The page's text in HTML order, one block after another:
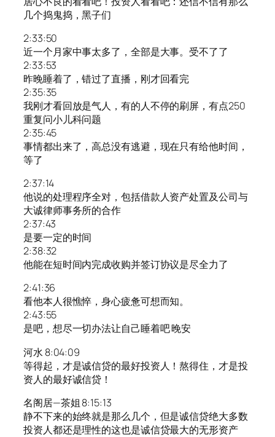
几个捣鬼捣，黑子们
2:33:50
近一个月家中事太多了，全部是大事。受不了了
2:33:53
昨晚睡着了，错过了直播，刚才回看完
2:35:35
我刚才看回放是气人，有的人不停的刷屏，有点250
重复问小儿科问题
2:35:45
事情都出来了，高总没有逃避，现在只有给他时间，
等了
2:37:14
他说的处理程序全对，包括借款人资产处置及公司与
大诚律师事务所的合作
2:37:43
是要一定的时间
2:38:32
他能在短时间内完成收购并签订协议是尽全力了
2:41:36
看他本人很憔悴，身心疲惫可想而知。
2:43:55
是吧，想尽一切办法让自己睡着吧 晚安
河水 8:04:09
等得起，才是诚信贷的最好投资人！熬得住，才是投
资人的最好诚信贷！
名阁居—茶姐 8:15:13
静不下来的始终就是那么几个，但是诚信贷绝大多数
投资人都还是理性的这也是诚信贷最大的无形资产